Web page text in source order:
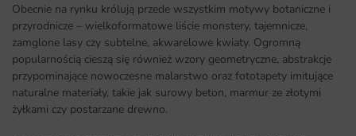
Obecnie na rynku królują przede wszystkim motywy botaniczne i
przyrodnicze – wielkoformatowe liście monstery, tajemnicze,
zamglone lasy czy subtelne, akwarelowe kwiaty. Ogromną
popularnością cieszą się również wzory geometryczne, abstrakcje
przypominające nowoczesne malarstwo oraz fototapety imitujące
naturalne materiały, takie jak surowy beton, marmur ze złotymi
żyłkami czy postarzane drewno.